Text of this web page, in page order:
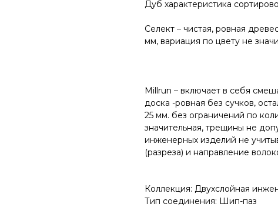
Дуб характеристика
Селект – чистая, ровная
мм, вариация по цвету не
Millrun – включает в себя
доска -ровная без сучков,
25 мм. без ограничений по
значительная, трещины не
инженерных изделий не
(разреза) и направление
Коллекция: Двухслойная
Тип соединения: Шип-паз